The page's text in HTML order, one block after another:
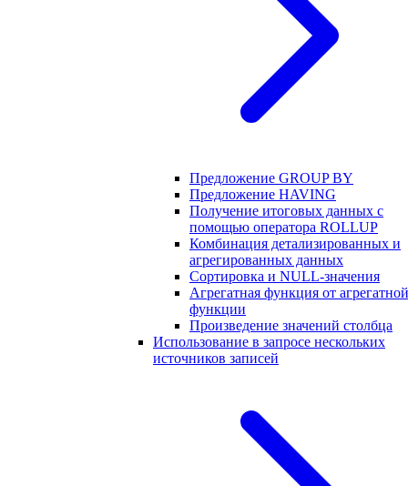
Предложение GROUP BY
Предложение HAVING
Получение итоговых данных с
помощью оператора ROLLUP
Комбинация детализированных и
агрегированных данных
Сортировка и NULL-значения
Агрегатная функция от агрегатной
функции
Произведение значений столбца
Использование в запросе нескольких
источников записей